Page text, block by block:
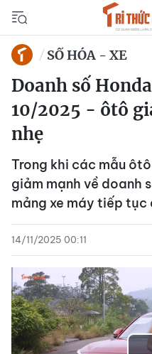
SỐ HÓA - XE
Doanh số
10/2025 - ôtô
nhẹ
Trong khi các mẫu
giảm mạnh về doanh
mảng xe máy tiếp
14/11/2025 00:11